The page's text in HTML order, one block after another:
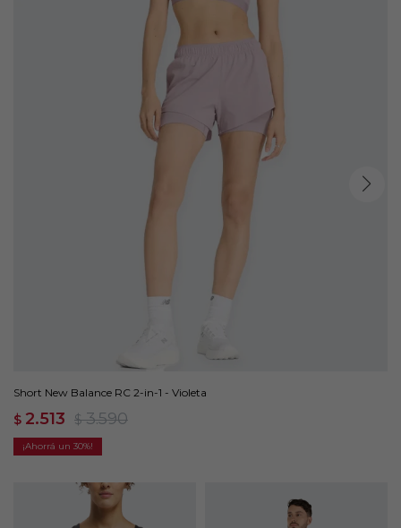
Short New Balance RC 2-in-1 - Violeta
$ 2.513 $ 3.590
30